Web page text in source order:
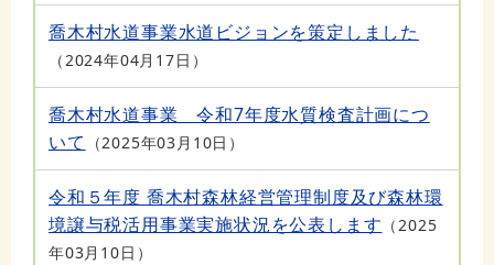
喬木村水道事業水道ビジョンを策定しました
2024年04月17日
喬木村水道事業 令和7年度水質検査計画につ
いて
2025年03月10日
令和５年度 喬木村森林経営管理制度及び森林環
境譲与税活用事業実施状況を公表します
2025
年03月10日